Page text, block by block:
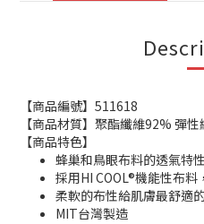
【商品編號】511618
【商品材質】聚酯纖維92% 彈
【商品特色】
蜂巢和鳥眼布料的透氣特
採用HI COOL®機能性布
柔軟的布性給肌膚最舒適
MIT台灣製造